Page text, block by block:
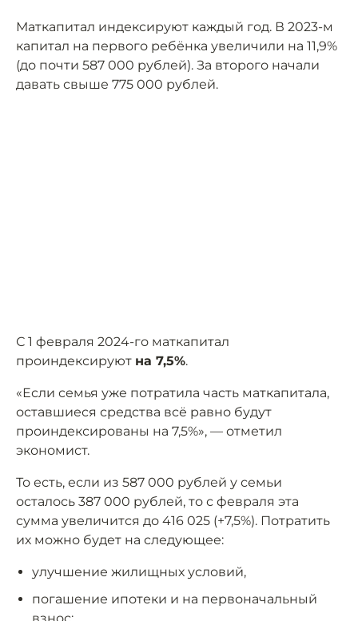
Маткапитал индексируют каждый год. В 2023-м
капитал на первого ребёнка увеличили на 11,9%
(до почти 587 000 рублей). За второго начали
давать свыше 775 000 рублей.
С 1 февраля 2024-го маткапитал
проиндексируют на 7,5%.
«Если семья уже потратила часть маткапитала,
оставшиеся средства всё равно будут
проиндексированы на 7,5%», — отметил
экономист.
То есть, если из 587 000 рублей у семьи
осталось 387 000 рублей, то с февраля эта
сумма увеличится до 416 025 (+7,5%). Потратить
их можно будет на следующее:
улучшение жилищных условий,
погашение ипотеки и на первоначальный